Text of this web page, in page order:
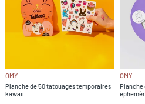
OMY
Planche de 50 tatouages temporaires
kawaii
OMY
Planche